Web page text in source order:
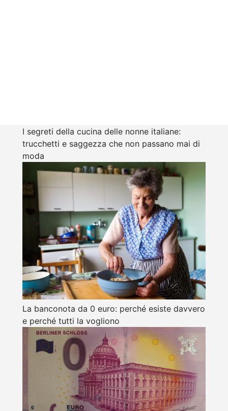
I segreti della cucina delle nonne italiane:
trucchetti e saggezza che non passano mai di
moda
La banconota da 0 euro: perché esiste davvero
e perché tutti la vogliono